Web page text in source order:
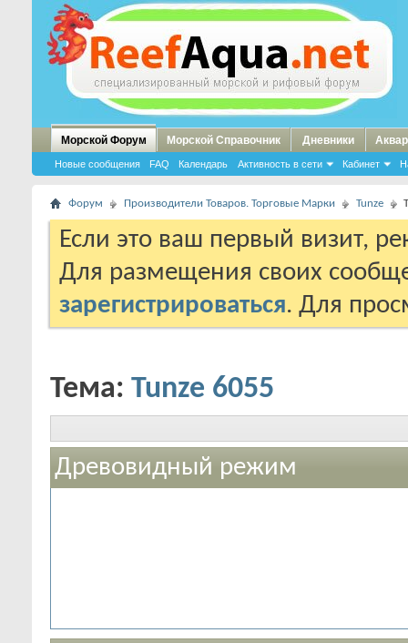
Морской Форум
Новые сообщения FAQ Календарь Активность в сети Кабинет
Морской Справочник Дневники
Форум Производители Товаров. Торговые Марки Tunze
Если это ваш первый визит,
Для размещения своих
зарегистрироваться. Для
Тема: Tunze 6055
Древовидный режим